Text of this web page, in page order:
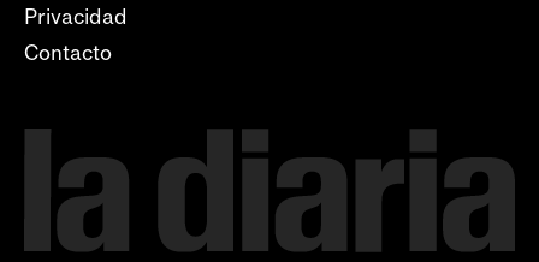
Privacidad
Contacto